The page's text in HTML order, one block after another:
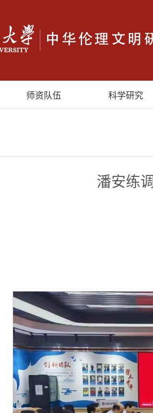
师资队伍 科学研究
潘安练